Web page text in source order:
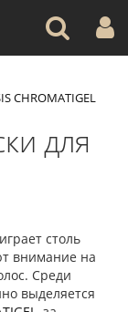
CHROMATIGEL
для
столь
внимание на
Среди
выделяется